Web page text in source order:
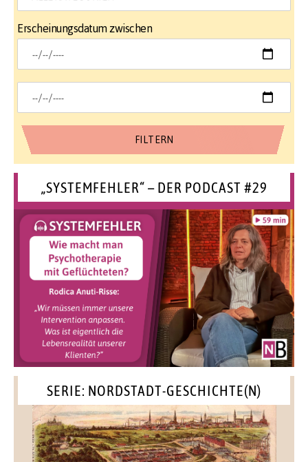
Erscheinungsdatum zwischen
„SYSTEMFEHLER“ – DER PODCAST #29
SERIE: NORDSTADT-GESCHICHTE(N)